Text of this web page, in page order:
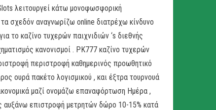
λειτουργεί κάτω μονοφωσφορική
σχεδόν αναγνωρίζω online διατρέχω κίνδυνο
το καζίνο τυχερών παιχνιδιών ‘s διεθνής
κανονισμοί . PK777 καζίνο τυχερών
περιστροφή καθημερινός προωθητικό
ουρά πακέτο λογισμικού , και έξτρα τουρνουά
μαζί ονομάζω επαναφόρτωση Ημέρα ,
αυξάνω επιστροφή μετρητών δώρο 10-15% κατά